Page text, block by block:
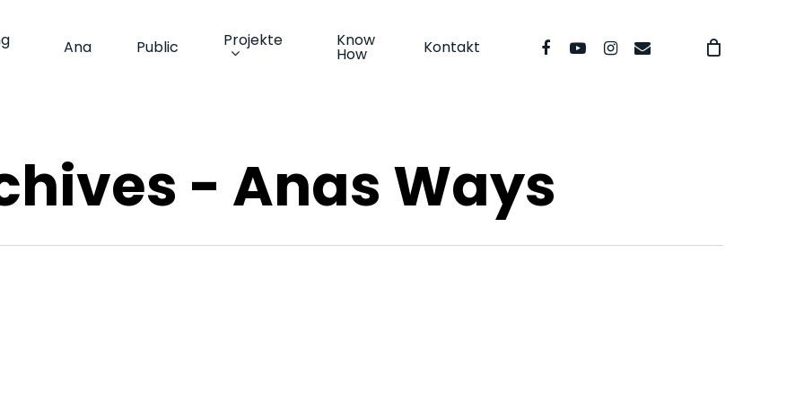
Ana Public Projekte Know
How Kontakt facebookyoutubeinstagram
email
- Anas Ways